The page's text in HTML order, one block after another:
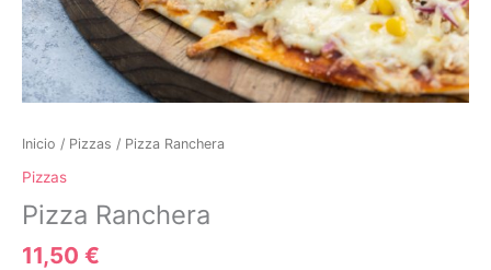
Inicio / Pizzas / Pizza Ranchera
Pizzas
Pizza Ranchera
11,50 €